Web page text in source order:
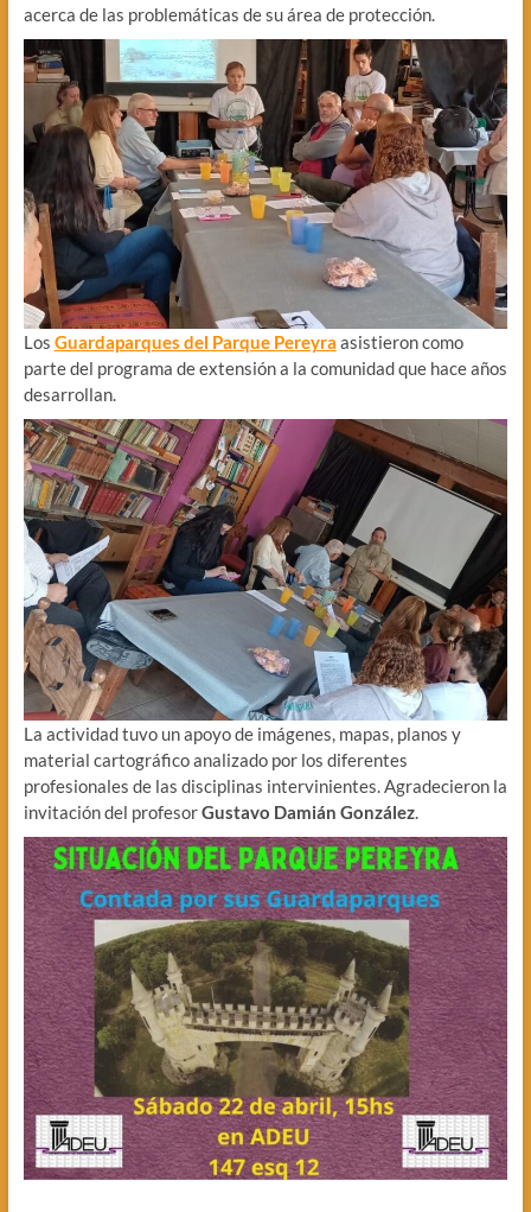
acerca de las problemáticas de su área de protección.
Los Guardaparques del Parque Pereyra asistieron como
parte del programa de extensión a la comunidad que hace años
desarrollan.
La actividad tuvo un apoyo de imágenes, mapas, planos y
material cartográfico analizado por los diferentes
profesionales de las disciplinas intervinientes. Agradecieron la
invitación del profesorGustavo Damián González.